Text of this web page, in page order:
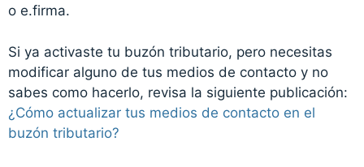
o e.firma.
Si ya activaste tu buzón tributario, pero necesitas
modificar alguno de tus medios de contacto y no
sabes como hacerlo, revisa la siguiente publicación:
¿Cómo actualizar tus medios de contacto en el
buzón tributario?